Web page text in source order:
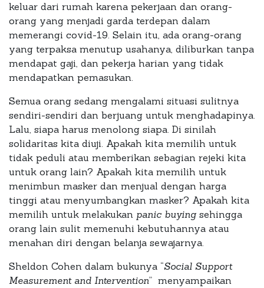
keluar dari rumah karena pekerjaan dan orang-
orang yang menjadi garda terdepan dalam
memerangi covid-19. Selain itu, ada orang-orang
yang terpaksa menutup usahanya, diliburkan tanpa
mendapat gaji, dan pekerja harian yang tidak
mendapatkan pemasukan.
Semua orang sedang mengalami situasi sulitnya
sendiri-sendiri dan berjuang untuk menghadapinya.
Lalu, siapa harus menolong siapa. Di sinilah
solidaritas kita diuji. Apakah kita memilih untuk
tidak peduli atau memberikan sebagian rejeki kita
untuk orang lain? Apakah kita memilih untuk
menimbun masker dan menjual dengan harga
tinggi atau menyumbangkan masker? Apakah kita
memilih untuk melakukan panic buyingsehingga
orang lain sulit memenuhi kebutuhannya atau
menahan diri dengan belanja sewajarnya.
Sheldon Cohen dalam bukunya “Social Support
Measurement and Intervention” menyampaikan